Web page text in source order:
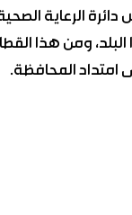
دائرة الرعاية
ومن هذا
امتداد المحافظة.